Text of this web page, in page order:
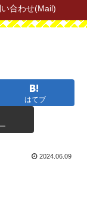
合わせ(Mail)
はてブ
2024.06.09